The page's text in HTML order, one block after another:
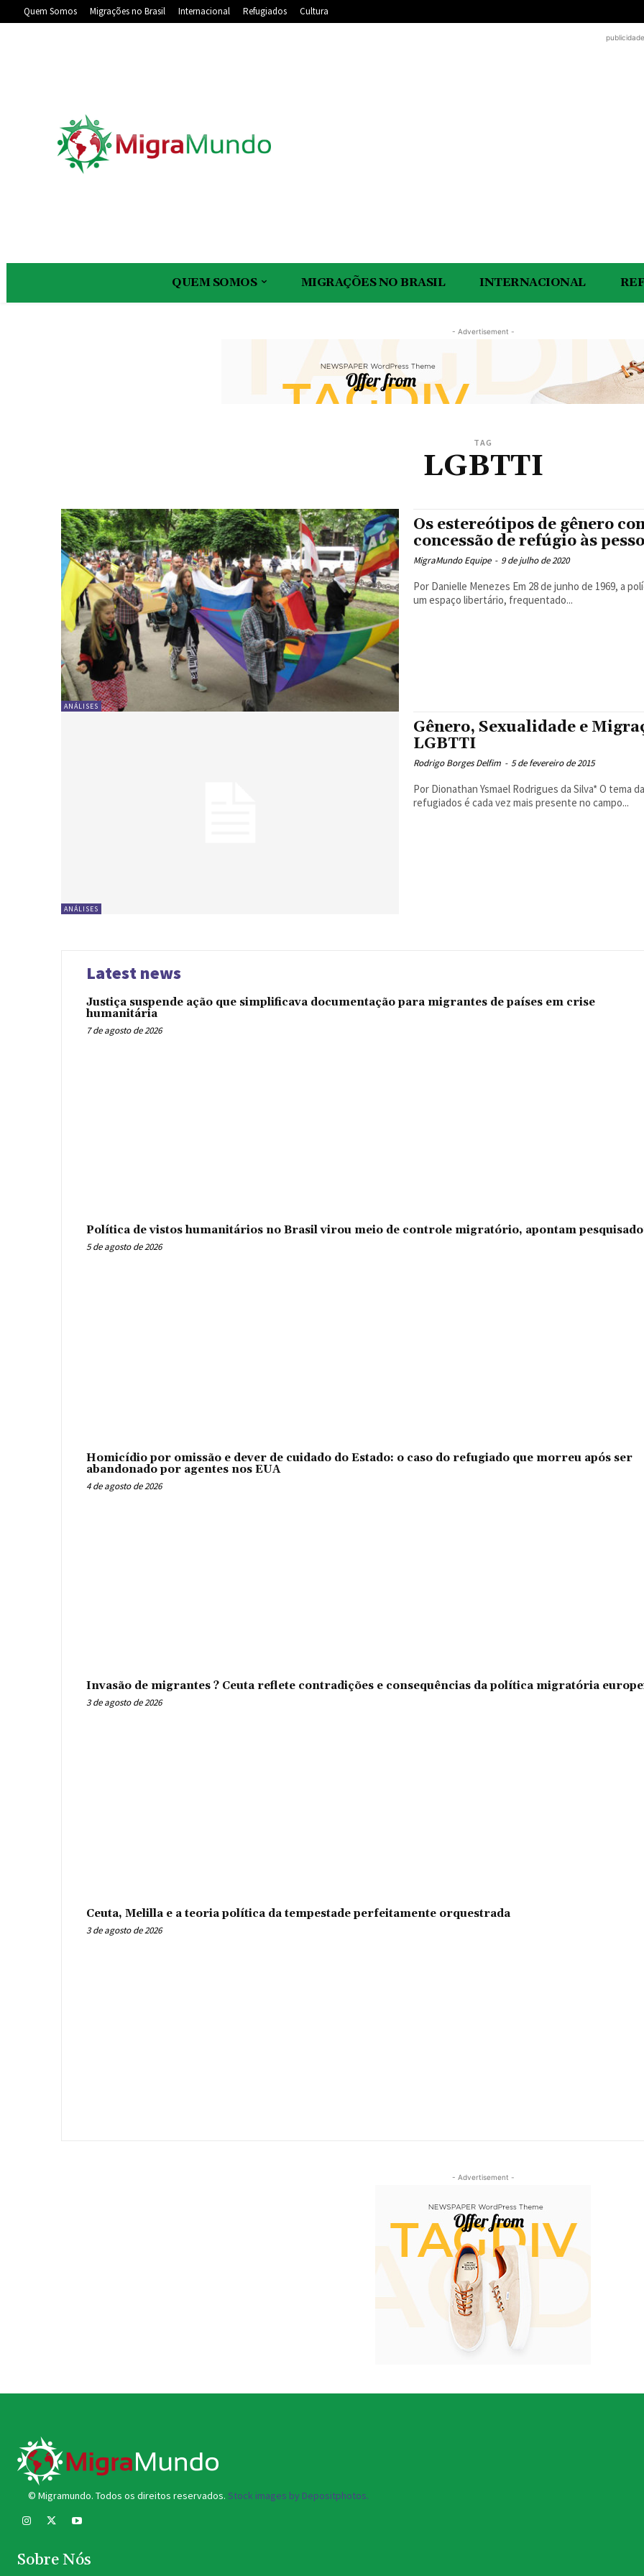
Quem Somos Migrações no Brasil Internacional Refugiados Cultura
QUEM SOMOS MIGRAÇÕES NO BRASIL INTERNACIONAL
- Advertisement -
TAG
LGBTTI
ANÁLISES
Os estereótipos de gênero
concessão de refúgio às
MigraMundo Equipe - 9 de julho de 2020
Por Danielle Menezes Em 28 de junho de 1969, a polícia de Nova York invadiu o Stonewall bar, conhecido por ser
um espaço libertário, frequentado...
ANÁLISES
Gênero, Sexualidade e
LGBTTI
Rodrigo Borges Delfim - 5 de fevereiro de 2015
Por Dionathan Ysmael Rodrigues da Silva* O tema das migrações e da proteção internacional dos migrantes e
refugiados é cada vez mais presente no campo...
Latest news
Justiça suspende ação que simplificava documentação para migrantes de países em crise
humanitária
7 de agosto de 2026
Política de vistos humanitários no Brasil virou meio de controle migratório, apontam
5 de agosto de 2026
Homicídio por omissão e dever de cuidado do Estado: o caso do refugiado que morreu após ser
abandonado por agentes nos EUA
4 de agosto de 2026
Invasão de migrantes ? Ceuta reflete contradições e consequências da política migratória
3 de agosto de 2026
Ceuta, Melilla e a teoria política da tempestade perfeitamente orquestrada
3 de agosto de 2026
- Advertisement -
© Migramundo. Todos os direitos reservados. Stock images by Depositphotos.
Sobre Nós